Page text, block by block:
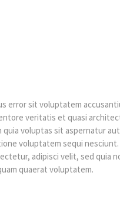
error sit voluptatem
veritatis et quasi
quia voluptas sit aspernatur
voluptatem sequi
adipisci velit, sed quia
quaerat voluptatem.